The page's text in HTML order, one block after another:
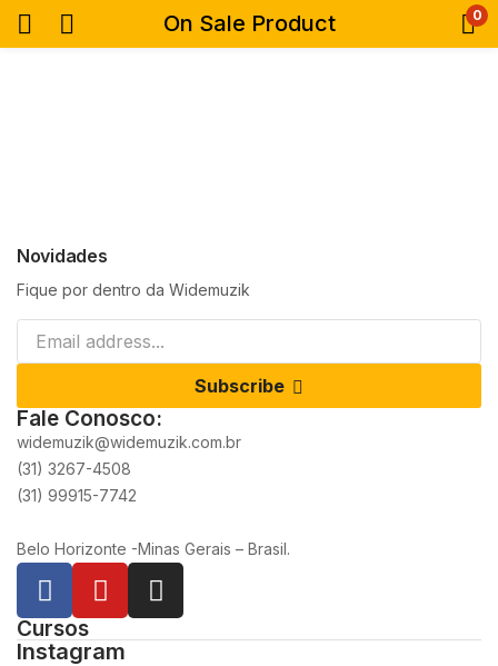
On Sale Product 0
Novidades
Fique por dentro da Widemuzik
Subscribe
Fale Conosco:
widemuzik@widemuzik.com.br
(31) 3267-4508
(31) 99915-7742
Belo Horizonte -Minas Gerais – Brasil.
Cursos
Instagram